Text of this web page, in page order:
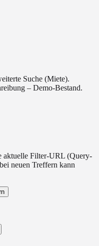
Suche (Miete).
– Demo-Bestand.
aktuelle Filter-URL (Query-
neuen Treffern kann